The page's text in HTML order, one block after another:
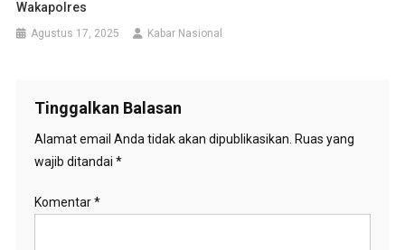
Wakapolres
Agustus 17, 2025 Kabar Nasional
Tinggalkan Balasan
Alamat email Anda tidak akan dipublikasikan. Ruas yang
wajib ditandai *
Komentar*